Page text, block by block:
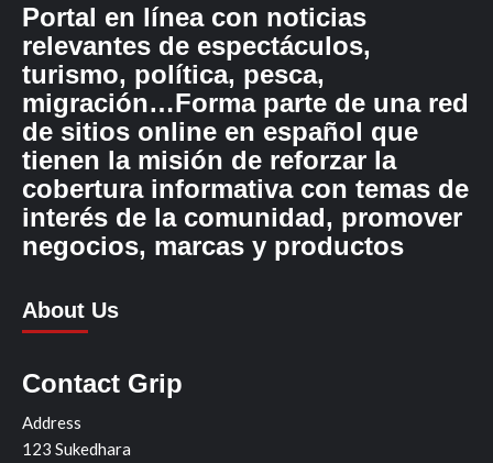
Portal en línea con noticias
relevantes de espectáculos,
turismo, política, pesca,
migración…Forma parte de una red
de sitios online en español que
tienen la misión de reforzar la
cobertura informativa con temas de
interés de la comunidad, promover
negocios, marcas y productos
About Us
Contact Grip
Address
123 Sukedhara